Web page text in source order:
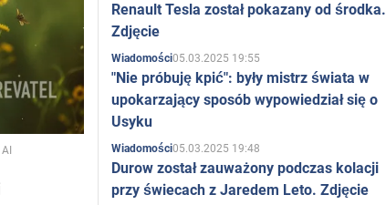
Renault Tesla został pokazany od środka.
Zdjęcie
Wiadomości05.03.2025 19:55
"Nie próbuję kpić": były mistrz świata w
upokarzający sposób wypowiedział się o
Usyku
Wiadomości05.03.2025 19:48
Durow został zauważony podczas kolacji
przy świecach z Jaredem Leto. Zdjęcie